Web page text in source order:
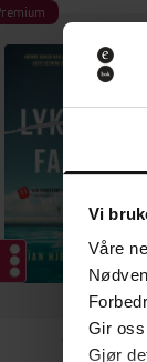
Vi
Våre
Gir
Gjør
79,-